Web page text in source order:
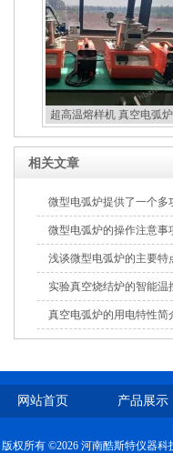
超高温熔样机 真空电弧
相关文章
微型电弧炉提供了一个多
微型电弧炉的操作注意事
浅谈微型电弧炉的主要特
实验真空烧结炉的智能温
真空电弧炉的用电特性简
网站首页 产品展示
版权所有 ©2026 河南酷斯特仪器